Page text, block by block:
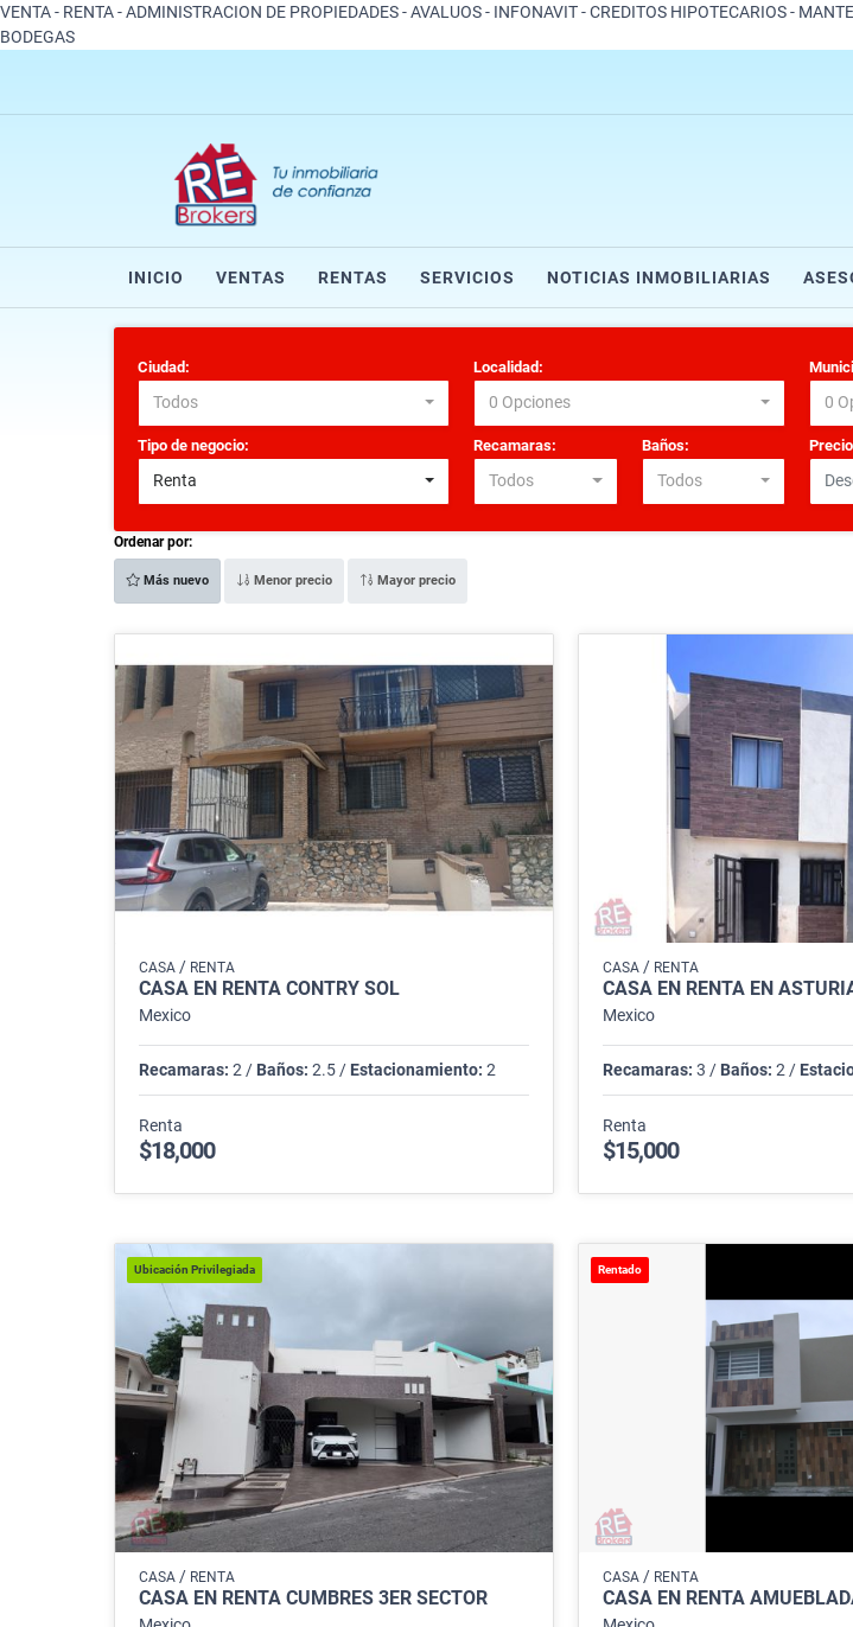
VENTA - RENTA - ADMINISTRACION DE PROPIEDADES - AVALUOS - INFONAVIT - CREDITOS HIPOTECARIOS -
BODEGAS
INICIO VENTAS RENTAS SERVICIOS NOTICIAS INMOBILIARIAS
Ciudad:
Todos
Localidad:
0 Opciones 0
Tipo de negocio:
Renta
Recamaras:
Todos
Baños:
Todos
Ordenar por:
Más nuevo Menor precio Mayor precio
CASA / RENTA
CASA EN RENTA CONTRY SOL
Mexico
Recamaras: 2 / Baños: 2.5 / Estacionamiento: 2
Renta
$18,000
CASA/ RENTA
Mexico
Recamaras: 3 / Baños: 2 /
Renta
$15,000
Ubicación Privilegiada
CASA / RENTA
CASA EN RENTA CUMBRES 3ER SECTOR
Rentado
CASA/ RENTA